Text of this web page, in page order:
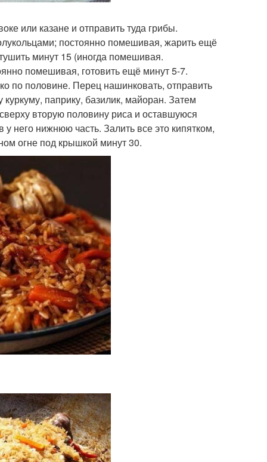
или казане и отправить туда грибы.
постоянно помешивая, жарить ещё
минут 15 (иногда помешивая.
помешивая, готовить ещё минут 5-7.
по половине. Перец нашинковать, отправить
паприку, базилик, майоран. Затем
вторую половину риса и оставшуюся
него нижнюю часть. Залить все это кипятком,
огне под крышкой минут 30.